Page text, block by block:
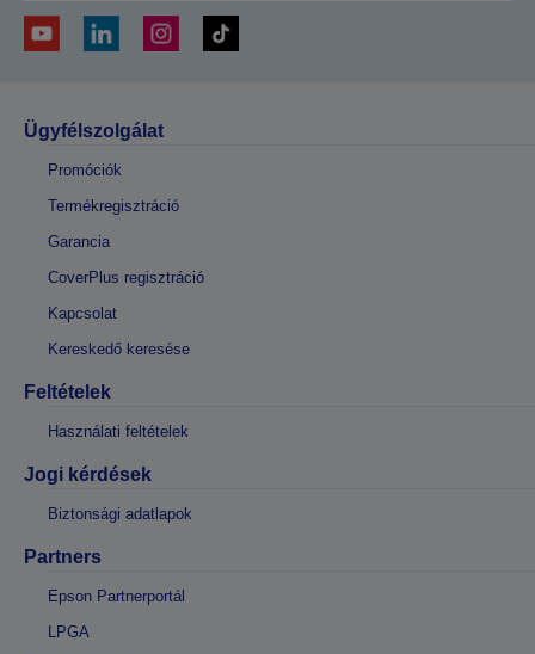
Ügyfélszolgálat
Promóciók
Termékregisztráció
Garancia
CoverPlus regisztráció
Kapcsolat
Kereskedő keresése
Feltételek
Használati feltételek
Jogi kérdések
Biztonsági adatlapok
Partners
Epson Partnerportál
LPGA